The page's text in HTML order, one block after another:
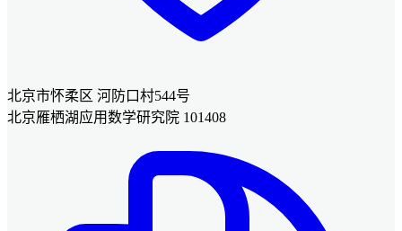
北京市怀柔区 河防口村544号
北京雁栖湖应用数学研究院 101408